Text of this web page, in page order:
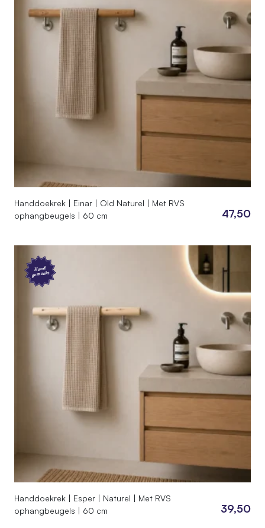
Handdoekrek | Einar | Old Naturel | Met RVS
ophangbeugels | 60 cm
47,50
Hand
gemaakt
Handdoekrek | Esper | Naturel | Met RVS
ophangbeugels | 60 cm
39,50